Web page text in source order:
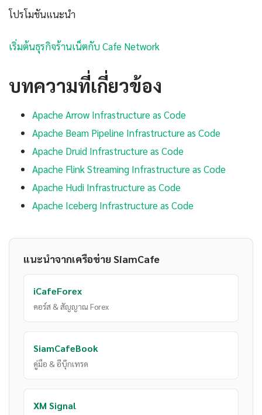
โปรโมชันแนะนำ
เริ่มต้นธุรกิจร้านเน็ตกับ Cafe Network
บทความที่เกี่ยวข้อง
Apache Arrow Infrastructure as Code
Apache Beam Pipeline Infrastructure as Code
Apache Druid Infrastructure as Code
Apache Flink Streaming Infrastructure as Code
Apache Hudi Infrastructure as Code
Apache Iceberg Infrastructure as Code
แนะนำจากเครือข่าย SiamCafe
iCafeForex
คอร์ส & สัญญาณ Forex
SiamCafeBook
คู่มือ & อีบุ๊กเทรด
XM Signal